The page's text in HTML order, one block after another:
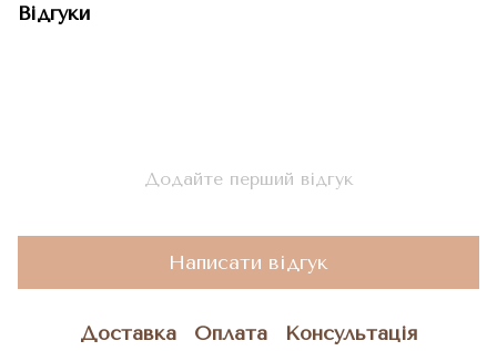
Відгуки
Додайте перший відгук
Написати відгук
Доставка Оплата Консультація